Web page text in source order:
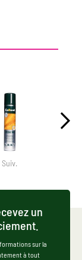
Suiv.
un
sur la
à tout